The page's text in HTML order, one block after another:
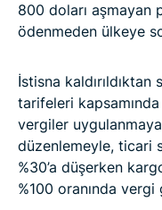
800 doları aşmayan
ödenmeden ülkeye
İstisna
tarifeleri kapsamında
vergiler
düzenlemeyle, ticari
%30’a düşerken
%100 oranında